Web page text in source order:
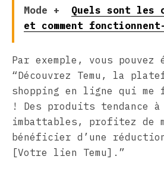
Mode +
Quels sont les
et comment
Par exemple, vous
“Découvrez Temu, la
shopping en ligne qui me
! Des produits tendance
imbattables, profitez de
bénéficier d’une
[Votre lien Temu].”